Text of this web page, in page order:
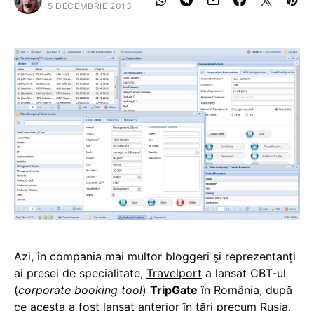
5 DECEMBRIE 2013
Azi, în compania mai multor bloggeri și reprezentanți
ai presei de specialitate, Travelport a lansat CBT-ul
(corporate booking tool) TripGate în România, după
ce acesta a fost lansat anterior în țări precum Rusia,